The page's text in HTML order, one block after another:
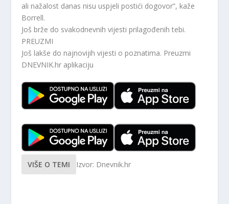
ali nažalost danas nisu uspjeli postići dogovor”, kaže
Borrell.
Još brže do svakodnevnih vijesti prilagođenih tebi.
PREUZMI
Još lakše do najnovijih vijesti o poznatima. Preuzmi
DNEVNIK.hr aplikaciju
VIŠE O TEMI Izvor: Dnevnik.hr